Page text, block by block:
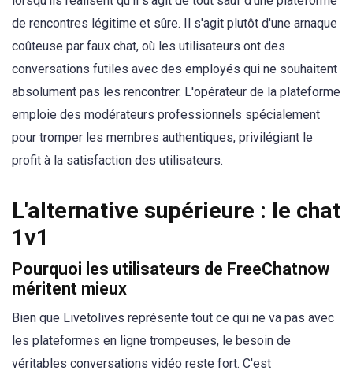
de rencontres légitime et sûre. Il s'agit plutôt d'une arnaque
coûteuse par faux chat, où les utilisateurs ont des
conversations futiles avec des employés qui ne souhaitent
absolument pas les rencontrer. L'opérateur de la plateforme
emploie des modérateurs professionnels spécialement
pour tromper les membres authentiques, privilégiant le
profit à la satisfaction des utilisateurs.
L'alternative supérieure : le chat
1v1
Pourquoi les utilisateurs de FreeChatnow
méritent mieux
Bien que Livetolives représente tout ce qui ne va pas avec
les plateformes en ligne trompeuses, le besoin de
véritables conversations vidéo reste fort. C'est